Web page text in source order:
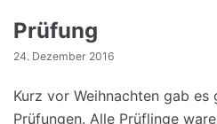
Prüfung
24. Dezember 2016
Kurz vor Weihnachten gab es
Prüfungen. Alle Prüflinge